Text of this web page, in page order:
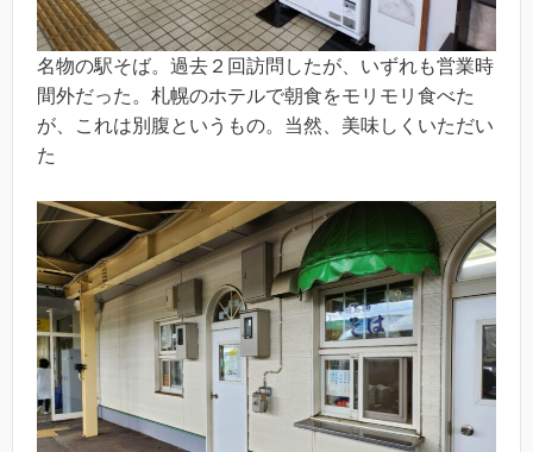
名物の駅そば。過去２回訪問したが、いずれも営業時
間外だった。札幌のホテルで朝食をモリモリ食べた
が、これは別腹というもの。当然、美味しくいただい
た